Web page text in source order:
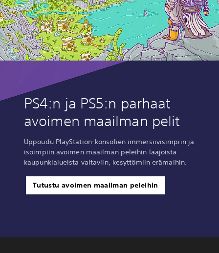
PS4:n ja PS5:n parhaat
avoimen maailman pelit
Uppoudu PlayStation-konsolien immersiivisimpiin ja
isoimpiin avoimen maailman peleihin laajoista
kaupunkialueista valtaviin, kesyttömiin erämaihin.
Tutustu avoimen maailman peleihin